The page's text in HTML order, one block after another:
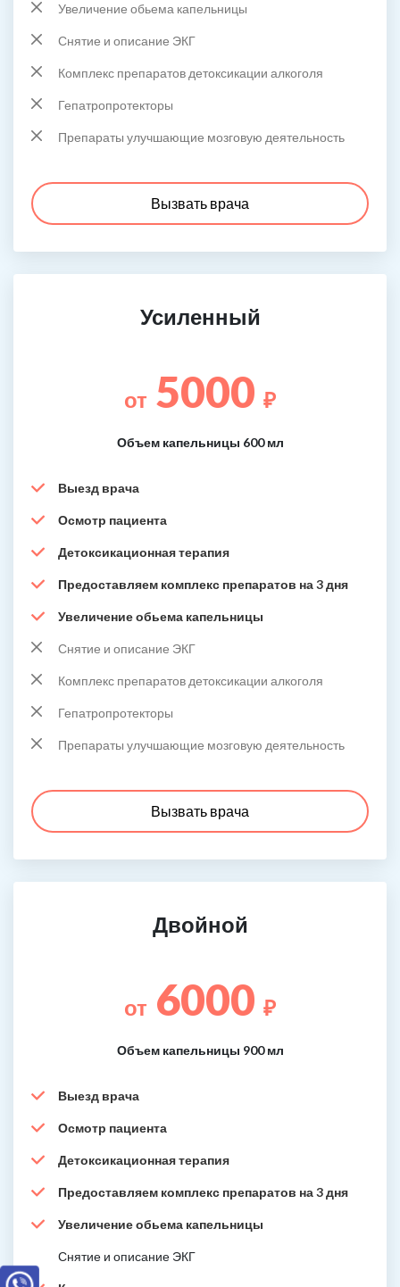
Увеличение обьема капельницы
Снятие и описание ЭКГ
Комплекс препаратов детоксикации алкоголя
Гепатропротекторы
Препараты улучшающие мозговую деятельность
Вызвать врача
Усиленный
от 5000 ₽
Объем капельницы 600 мл
Выезд врача
Осмотр пациента
Детоксикационная терапия
Предоставляем комплекс препаратов на 3 дня
Увеличение обьема капельницы
Снятие и описание ЭКГ
Комплекс препаратов детоксикации алкоголя
Гепатропротекторы
Препараты улучшающие мозговую деятельность
Вызвать врача
Двойной
от 6000 ₽
Объем капельницы 900 мл
Выезд врача
Осмотр пациента
Детоксикационная терапия
Предоставляем комплекс препаратов на 3 дня
Увеличение обьема капельницы
Снятие и описание ЭКГ